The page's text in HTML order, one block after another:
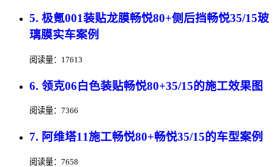
5. 极氪001装贴龙膜畅悦80+侧后挡畅悦35/15玻
璃膜实车案例
阅读量：17613
6. 领克06白色装贴畅悦80+35/15的施工效果图
阅读量：7366
7. 阿维塔11施工畅悦80+畅悦35/15的车型案例
阅读量：7658